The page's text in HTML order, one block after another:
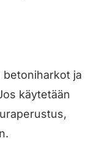
betoniharkot ja
käytetään